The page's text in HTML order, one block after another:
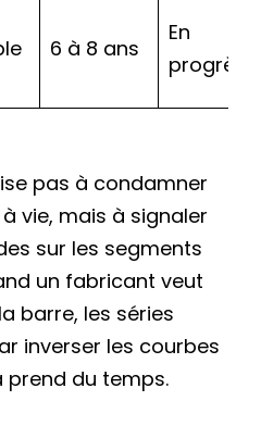
6 à 8 ans
En
progrès
pas à condamner
vie, mais à signaler
sur les segments
un fabricant veut
barre, les séries
inverser les courbes
prend du temps.